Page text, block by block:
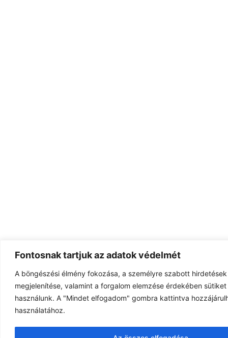
Fontosnak tartjuk az adatok védelmét
A böngészési élmény fokozása, a személyre szabott
megjelenítése, valamint a forgalom elemzése érdekében
használunk. A "Mindet elfogadom" gombra kattintva
használatához.